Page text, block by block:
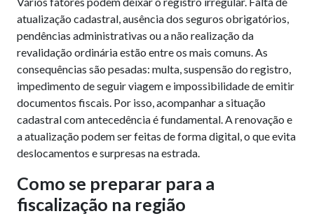
atualização cadastral, ausência dos seguros obrigatórios,
pendências administrativas ou a não realização da
revalidação ordinária estão entre os mais comuns. As
consequências são pesadas: multa, suspensão do registro,
impedimento de seguir viagem e impossibilidade de emitir
documentos fiscais. Por isso, acompanhar a situação
cadastral com antecedência é fundamental. A renovação e
a atualização podem ser feitas de forma digital, o que evita
deslocamentos e surpresas na estrada.
Como se preparar para a
fiscalização na região